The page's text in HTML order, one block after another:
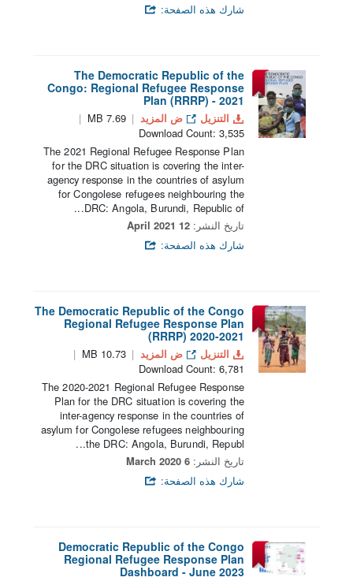
شارك هذه الصفحة:
The Democratic Republic of the
Congo: Regional Refugee Response
Plan (RRRP) - 2021
التنزيل ض المزيد
7.69 MB
Download Count: 3,535
The 2021 Regional Refugee Response Plan
for the DRC situation is covering the inter-
agency response in the countries of asylum
for Congolese refugees neighbouring the
DRC: Angola, Burundi, Republic of...
تاريخ النشر: 12 April 2021
شارك هذه الصفحة:
The Democratic Republic of the Congo
Regional Refugee Response Plan
(RRRP) 2020-2021
التنزيل ض المزيد
10.73 MB
Download Count: 6,781
The 2020-2021 Regional Refugee Response
Plan for the DRC situation is covering the
inter-agency response in the countries of
asylum for Congolese refugees neighbouring
the DRC: Angola, Burundi, Republ...
تاريخ النشر: 6 March 2020
شارك هذه الصفحة:
Democratic Republic of the Congo
Regional Refugee Response Plan
Dashboard - June 2023